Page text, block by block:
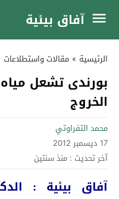
آفاق بيئية
الرئيسية » مقالات واستطلاعات
بورندى تشعل
الخروج
محمد التفراوتي
17 ديسمبر 2012
آخر تحديث : منذ سنتين
آفاق بيئية :